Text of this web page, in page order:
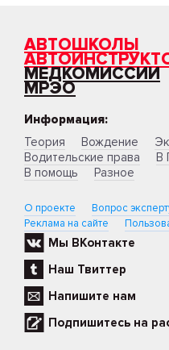
АВТОШКОЛЫ
МЕДКОМИССИИ
МРЭО
Информация:
Теория
Вождение
Водительские права
В
В помощь
Разное
О проекте Вопрос
Реклама на сайте
Мы ВКонтакте
Наш Твиттер
Напишите нам
Подпишитесь на